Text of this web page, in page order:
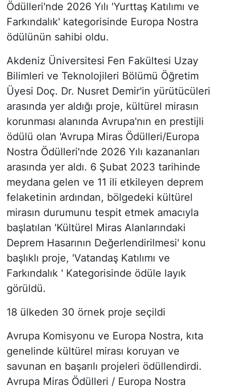
Ödülleri'nde 2026 Yılı 'Yurttaş Katılımı ve
Farkındalık' kategorisinde Europa Nostra
ödülünün sahibi oldu.
Akdeniz Üniversitesi Fen Fakültesi Uzay
Bilimleri ve Teknolojileri Bölümü Öğretim
Üyesi Doç. Dr. Nusret Demir'in yürütücüleri
arasında yer aldığı proje, kültürel mirasın
korunması alanında Avrupa'nın en prestijli
ödülü olan 'Avrupa Miras Ödülleri/Europa
Nostra Ödülleri'nde 2026 Yılı kazananları
arasında yer aldı. 6 Şubat 2023 tarihinde
meydana gelen ve 11 ili etkileyen deprem
felaketinin ardından, bölgedeki kültürel
mirasın durumunu tespit etmek amacıyla
başlatılan 'Kültürel Miras Alanlarındaki
Deprem Hasarının Değerlendirilmesi' konu
başlıklı proje, 'Vatandaş Katılımı ve
Farkındalık ' Kategorisinde ödüle layık
görüldü.
18 ülkeden 30 örnek proje seçildi
Avrupa Komisyonu ve Europa Nostra, kıta
genelinde kültürel mirası koruyan ve
savunan en başarılı projeleri ödüllendirdi.
Avrupa Miras Ödülleri / Europa Nostra